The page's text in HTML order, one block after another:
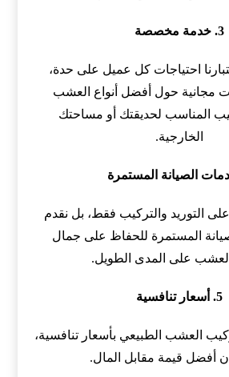
3. خدمة مخصصة
احتياجات كل عميل على حدة،
مجانية حول أفضل أنواع العشب
المناسب لحديقتك أو مساحتك
الخارجية.
على التوريد والتركيب فقط، بل نقدم
المستمرة للحفاظ على جمال
على المدى الطويل.
5. أسعار تنافسية
العشب الطبيعي بأسعار تنافسية،
أفضل قيمة مقابل المال.